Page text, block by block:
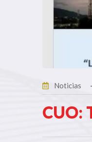
Noticias
CUO: